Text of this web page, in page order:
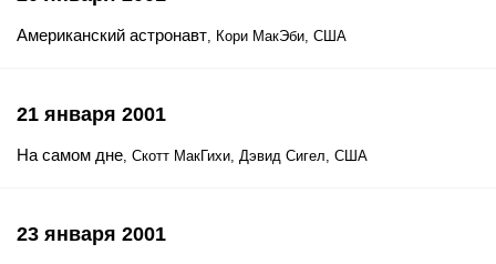
Американский астронавт, Кори МакЭби, США
21 января 2001
На самом дне, Скотт МакГихи, Дэвид Сигел, США
23 января 2001